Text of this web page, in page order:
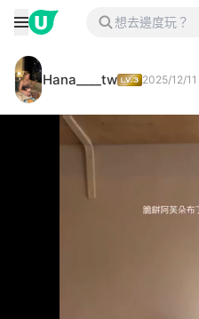
Hana____tw 2025/12/11